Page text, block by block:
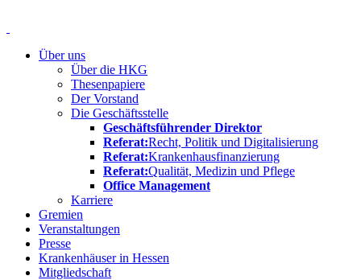
Über uns
Über die HKG
Thesenpapiere
Der Vorstand
Die Geschäftsstelle
Geschäftsführender Direktor
Referat:Recht, Politik und Digitalisierung
Referat:Krankenhausfinanzierung
Referat:Qualität, Medizin und Pflege
Office Management
Karriere
Gremien
Veranstaltungen
Presse
Krankenhäuser in Hessen
Mitgliedschaft